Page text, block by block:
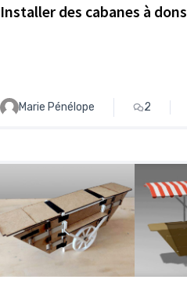
Installer des cabanes à dons
Marie Pénélope 2